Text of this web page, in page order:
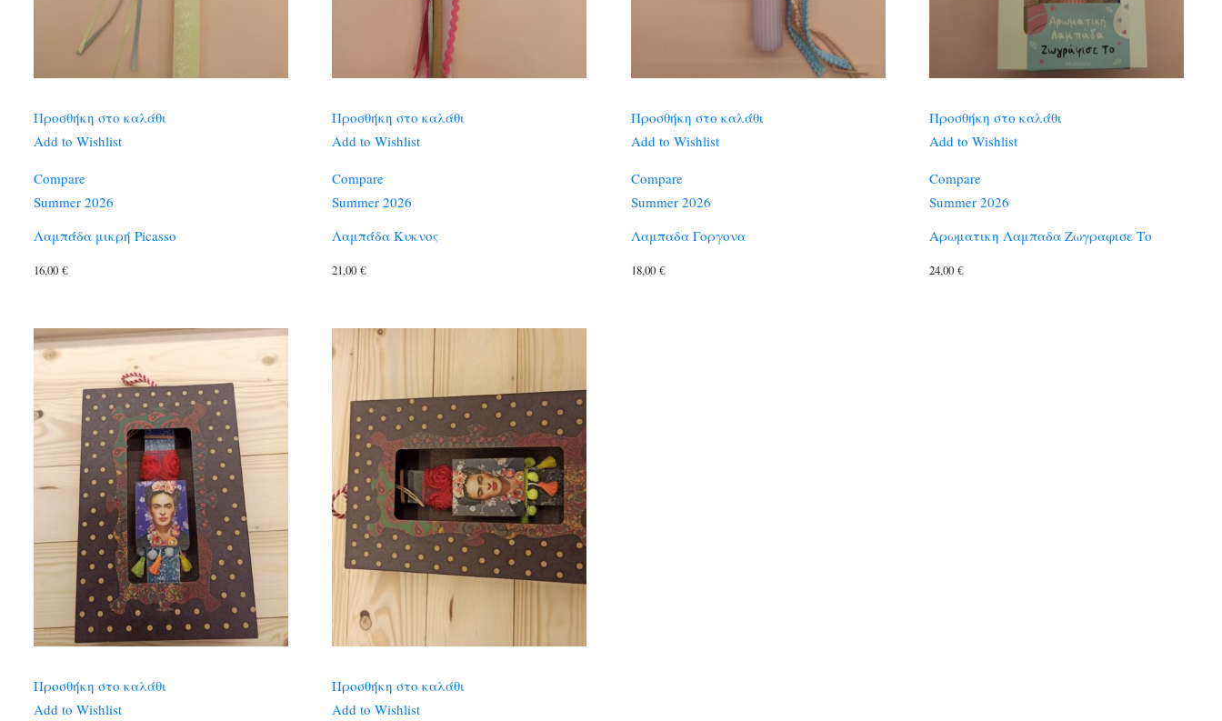
Προσθήκη στο καλάθι
Add to Wishlist
Compare
Summer 2026
Λαμπάδα μικρή Picasso
16,00 €
Προσθήκη στο καλάθι
Add to Wishlist
Compare
Summer 2026
Λαμπάδα Κυκνος
21,00€
Προσθήκη στο καλάθι
Add to Wishlist
Compare
Summer 2026
Λαμπαδα Γοργονα
18,00 €
Προσθήκη στο καλάθι
Add to Wishlist
Compare
Summer 2026
Αρωματικη Λαμπαδα Ζωγραφισε Το
24,00 €
Προσθήκη στο καλάθι
Add to Wishlist
Προσθήκη στο καλάθι
Add to Wishlist